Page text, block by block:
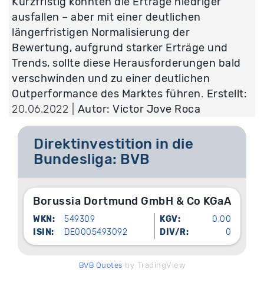
ausfallen – aber mit einer deutlichen
längerfristigen Normalisierung der
Bewertung, aufgrund starker Erträge und
Trends, sollte diese Herausforderungen bald
verschwinden und zu einer deutlichen
Outperformance des Marktes führen. Erstellt:
20.06.2022 | Autor: Victor Jove Roca
Direktinvestition in die
Bundesliga: BVB
Borussia Dortmund GmbH & Co KGaA
WKN: 549309 KGV:
0,00
ISIN:
DE0005493092 DIV/R: 0
BVB Quotes by TradingView